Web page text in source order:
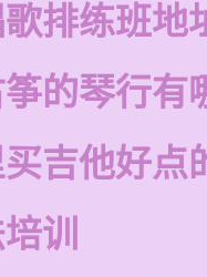
排练班地
的琴行有
吉他好点
训